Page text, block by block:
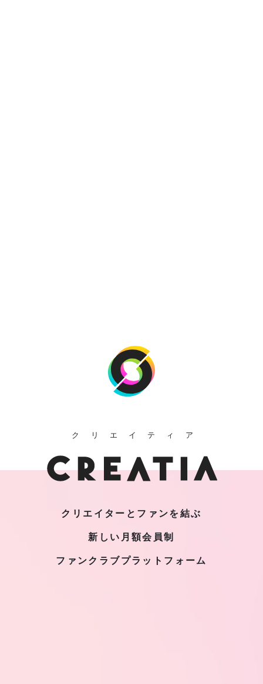
クリエイティア
クリエイターとファンを結ぶ
新しい月額会員制
ファンクラブプラットフォーム